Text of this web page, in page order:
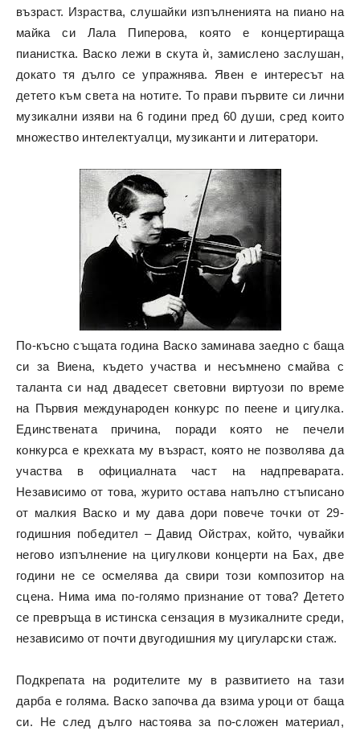
възраст. Израства, слушайки изпълненията на пиано на
майка си Лала Пиперова, която е концертираща
пианистка. Васко лежи в скута ѝ, замислено заслушан,
докато тя дълго се упражнява. Явен е интересът на
детето към света на нотите. То прави първите си лични
музикални изяви на 6 години пред 60 души, сред които
множество интелектуалци, музиканти и литератори.
По-късно същата година Васко заминава заедно с баща
си за Виена, където участва и несъмнено смайва с
таланта си над двадесет световни виртуози по време
на Първия международен конкурс по пеене и цигулка.
Единствената причина, поради която не печели
конкурса е крехката му възраст, която не позволява да
участва в официалната част на надпреварата.
Независимо от това, журито остава напълно стъписано
от малкия Васко и му дава дори повече точки от 29-
годишния победител – Давид Ойстрах, който, чувайки
негово изпълнение на цигулкови концерти на Бах, две
години не се осмелява да свири този композитор на
сцена. Нима има по-голямо признание от това? Детето
се превръща в истинска сензация в музикалните среди,
независимо от почти двугодишния му цигуларски стаж.
Подкрепата на родителите му в развитието на тази
дарба е голяма. Васко започва да взима уроци от баща
си. Не след дълго настоява за по-сложен материал,